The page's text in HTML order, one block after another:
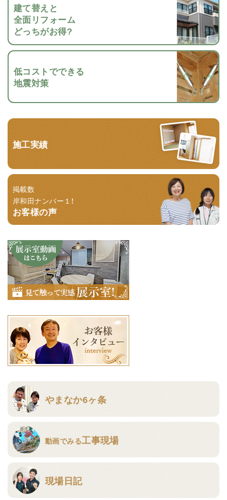
建て替えと
全面リフォーム
どっちがお得?
低コストでできる
地震対策
施工実績
掲載数
岸和田ナンバー１！
お客様の声
やまなか6ヶ条
動画でみる工事現場
現場日記